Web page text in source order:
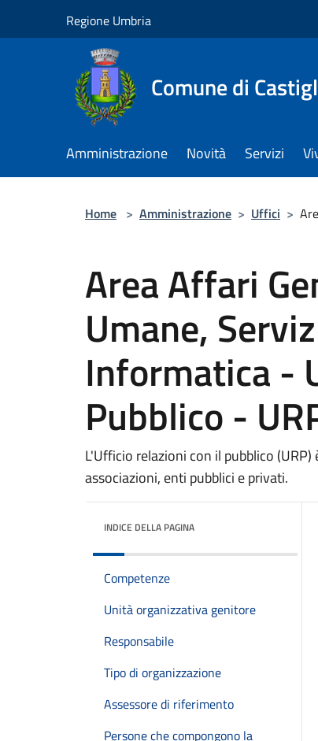
Regione Umbria
Comune di
Amministrazione Novità Servizi
Home > Amministrazione > Uffici >
Area Affari
Umane,
Informatica -
Pubblico -
L'Ufficio relazioni con il pubblico
associazioni, enti pubblici e privati.
INDICE DELLA PAGINA
Competenze
Unità organizzativa genitore
Responsabile
Tipo di organizzazione
Assessore di riferimento
Persone che compongono la